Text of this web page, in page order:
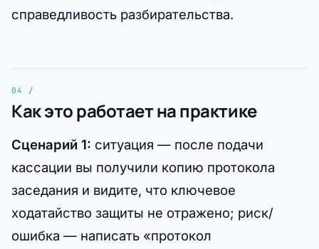
справедливость разбирательства.
Как это работает на практике
Сценарий 1: ситуация — после подачи
кассации вы получили копию протокола
заседания и видите, что ключевое
ходатайство защиты не отражено; риск/
ошибка — написать «протокол